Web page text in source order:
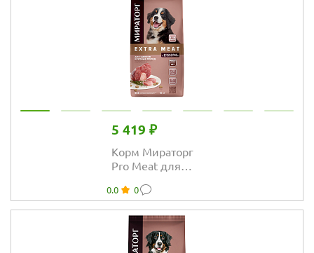
5 419 ₽
Корм Мираторг
Pro Meat для
пород с нежной
телятиной
0.0 0